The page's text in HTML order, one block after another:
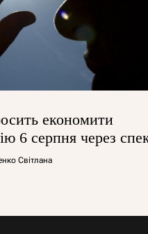
економити
6 серпня через
Світлана